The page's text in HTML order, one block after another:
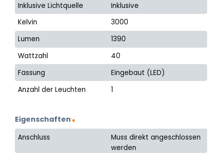
Inklusive Lichtquelle
Inklusive
Kelvin
3000
Lumen
1390
Wattzahl
40
Fassung
Eingebaut (LED)
Anzahl der Leuchten
1
Eigenschaften
Anschluss
Muss direkt angeschlossen
werden